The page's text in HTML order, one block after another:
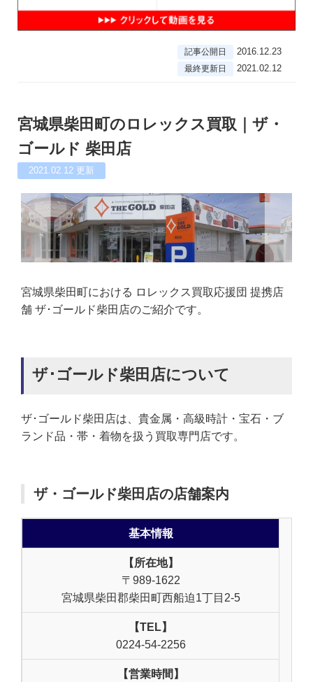
記事公開日 2016.12.23
最終更新日 2021.02.12
宮城県柴田町のロレックス買取｜ザ・
ゴールド 柴田店
2021.02.12 更新
宮城県柴田町における ロレックス買取応援団 提携店
舗 ザ･ゴールド柴田店のご紹介です。
ザ･ゴールド柴田店について
ザ･ゴールド柴田店は、貴金属・高級時計・宝石・ブ
ランド品・帯・着物を扱う買取専門店です。
ザ・ゴールド柴田店の店舗案内
基本情報
【所在地】
〒989-1622
宮城県柴田郡柴田町西船迫1丁目2-5
【TEL】
0224-54-2256
【営業時間】